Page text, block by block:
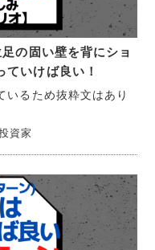
の固い壁を背にショ
いけば良い！
いるため抜粋文はあり
資家